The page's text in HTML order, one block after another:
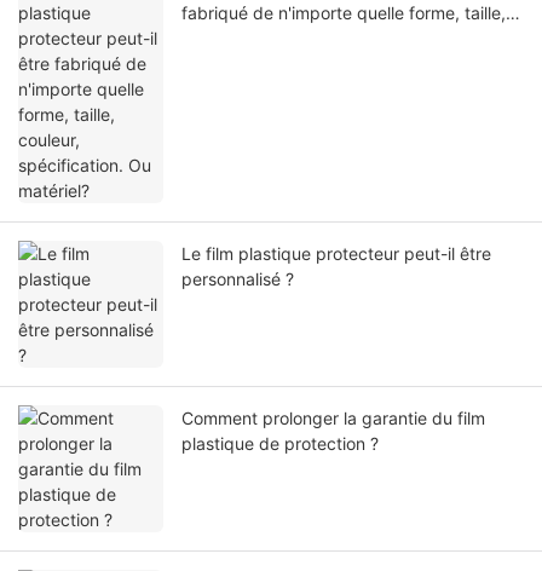
fabriqué de n'importe quelle forme, taille,
Le film plastique protecteur peut-il être
personnalisé ?
Comment prolonger la garantie du film
plastique de protection ?